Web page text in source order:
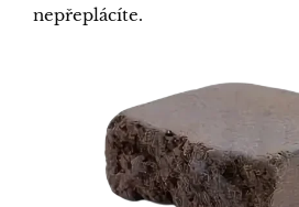
nepřeplácíte.